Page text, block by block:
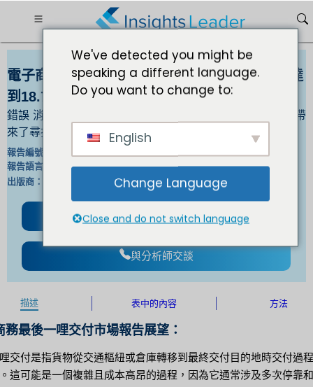
電子商務最後一哩房地產市場到2030年規模將達
到18.7426億美元
錯誤 消費者對當日或隔天送達的要求越來越高，這給企業帶
來了尋找更有效的送貨方式的壓力。
報告編號： IL_1320 |
報告語言： 英文/日文/法文/德文 |
出版商： 格式 ：
下載免費樣品
與分析師交談
描述 表中的內容 方法
務最後一哩交付市場報告展望：
交付是指貨物從交通樞紐或倉庫轉移到最終交付目的地時交付過
這可能是一個複雜且成本高昂的過程，因為它通常涉及多次停靠
We've detected you might be
speaking a different language.
Do you want to change to:
English
Change Language
Close and do not switch language